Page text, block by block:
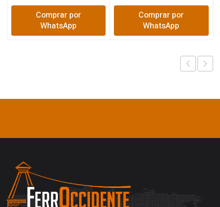
Comprar por
WhatsApp
Comprar por
WhatsApp